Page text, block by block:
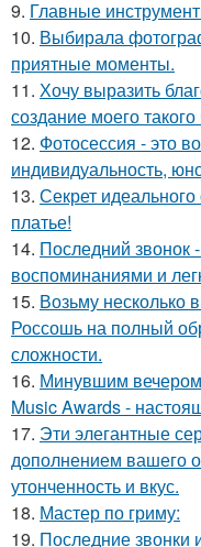
9. Главные
10. Выбирала
приятные моменты.
11. Хочу выразить
создание моего
12. Фотосессия - это
индивидуальность,
13. Секрет
платье!
14. Последний звонок
воспоминаниями и
15. Возьму несколько
Россошь на полный
сложности.
16. Минувшим
Music Awards -
17. Эти элегантные
дополнением вашего
утонченность и вкус.
18. Мастер по гриму:
19. Последние звонки